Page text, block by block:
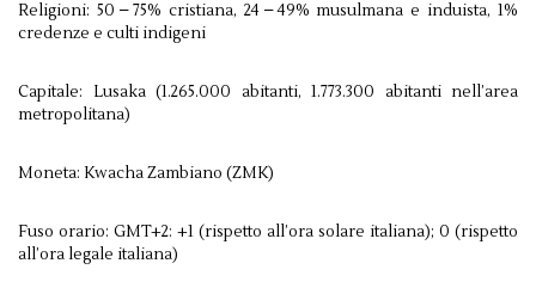
Religioni: 50 – 75% cristiana, 24 – 49% musulmana e induista, 1%
credenze e culti indigeni
Capitale: Lusaka (1.265.000 abitanti, 1.773.300 abitanti nell’area
metropolitana)
Moneta: Kwacha Zambiano (ZMK)
Fuso orario: GMT+2: +1 (rispetto all’ora solare italiana); 0 (rispetto
all’ora legale italiana)